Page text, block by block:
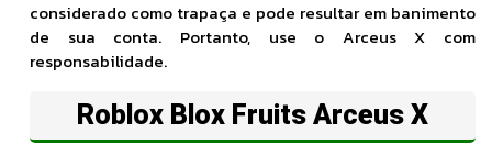
considerado como trapaça e pode resultar em banimento
de sua conta. Portanto, use o Arceus X com
responsabilidade.
Roblox Blox Fruits Arceus X